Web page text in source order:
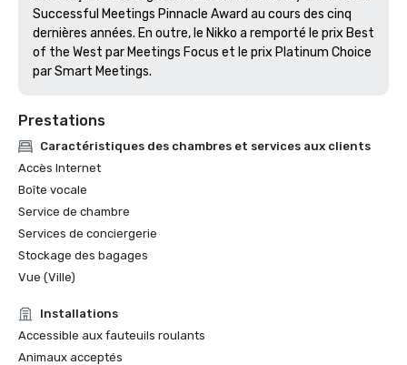
Successful Meetings Pinnacle Award au cours des cinq
dernières années. En outre, le Nikko a remporté le prix Best
of the West par Meetings Focus et le prix Platinum Choice
par Smart Meetings.
Prestations
Caractéristiques des chambres et services aux clients
Accès Internet
Boîte vocale
Service de chambre
Services de conciergerie
Stockage des bagages
Vue (Ville)
Installations
Accessible aux fauteuils roulants
Animaux acceptés